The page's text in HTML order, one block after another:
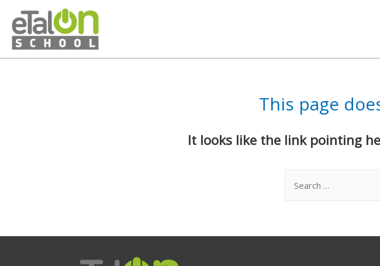
This page
It looks like the link pointing